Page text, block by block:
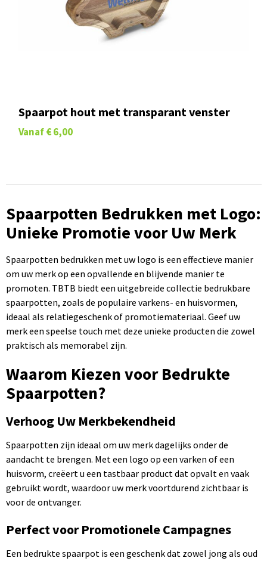
Spaarpot hout met transparant venster
Vanaf € 6,00
Spaarpotten Bedrukken met Logo:
Unieke Promotie voor Uw Merk
Spaarpotten bedrukken met uw logo is een effectieve manier
om uw merk op een opvallende en blijvende manier te
promoten. TBTB biedt een uitgebreide collectie bedrukbare
spaarpotten, zoals de populaire varkens- en huisvormen,
ideaal als relatiegeschenk of promotiemateriaal. Geef uw
merk een speelse touch met deze unieke producten die zowel
praktisch als memorabel zijn.
Waarom Kiezen voor Bedrukte
Spaarpotten?
Verhoog Uw Merkbekendheid
Spaarpotten zijn ideaal om uw merk dagelijks onder de
aandacht te brengen. Met een logo op een varken of een
huisvorm, creëert u een tastbaar product dat opvalt en vaak
gebruikt wordt, waardoor uw merk voortdurend zichtbaar is
voor de ontvanger.
Perfect voor Promotionele Campagnes
Een bedrukte spaarpot is een geschenk dat zowel jong als oud